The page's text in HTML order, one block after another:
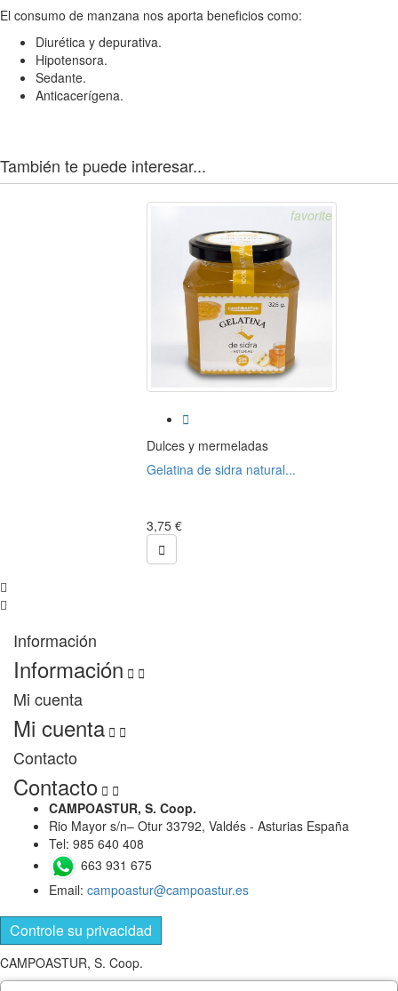
El consumo de manzana nos aporta beneficios como:
Diurética y depurativa.
Hipotensora.
Sedante.
Anticacerígena.
También te puede interesar...
Gelatina de sidra natural...
Información
Información  
Mi cuenta
Mi cuenta  
Contacto
Contacto  
CAMPOASTUR, S. Coop.
Rio Mayor s/n– Otur 33792, Valdés - Asturias España
Tel: 985 640 408
663 931 675
Email: campoastur@campoastur.es
Controle su privacidad
CAMPOASTUR, S. Coop.